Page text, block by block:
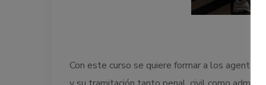
Con este curso se quiere formar a los